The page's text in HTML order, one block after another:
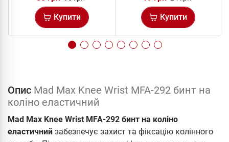
Купити Купити
Опис Mad Max Knee Wrist MFA-292 бинт на
коліно еластичний
Mad Max Knee Wrist MFA-292 бинт на коліно
еластичний забезпечує захист та фіксацію колінного